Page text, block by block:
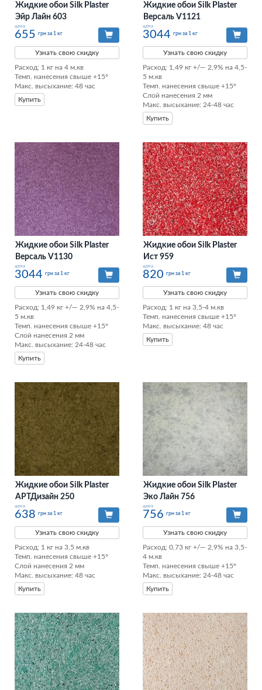
Жидкие обои Silk Plaster
Эйр Лайн 603
цена
655 грн за 1 кг
Узнать свою скидку
Расход: 1 кг на 4 м.кв
Темп. нанесения свыше +15°
Макс. высыхание: 48 час
Купить
Жидкие обои Silk Plaster
Версаль V1121
цена
3044 грн за 1 кг
Узнать свою скидку
Расход: 1,49 кг +/— 2,9% на 4,5-
5 м.кв
Темп. нанесения свыше +15°
Слой нанесения 2 мм
Макс. высыхание: 24-48 час
Купить
Жидкие обои Silk Plaster
Версаль V1130
цена
3044 грн за 1 кг
Узнать свою скидку
Расход: 1,49 кг +/— 2,9% на 4,5-
5 м.кв
Темп. нанесения свыше +15°
Слой нанесения 2 мм
Макс. высыхание: 24-48 час
Купить
Жидкие обои Silk Plaster
Ист 959
цена
820 грн за 1 кг
Узнать свою скидку
Расход: 1 кг на 3,5-4 м.кв
Темп. нанесения свыше +15°
Макс. высыхание: 48 час
Купить
Жидкие обои Silk Plaster
АРТДизайн 250
цена
638 грн за 1 кг
Узнать свою скидку
Расход: 1 кг на 3,5 м.кв
Темп. нанесения свыше +15°
Слой нанесения 2 мм
Макс. высыхание: 48 час
Купить
Жидкие обои Silk Plaster
Эко Лайн 756
цена
756 грн за 1 кг
Узнать свою скидку
Расход: 0,73 кг +/— 2,9% на 3,5-
4 м.кв
Темп. нанесения свыше +15°
Макс. высыхание: 24-48 час
Купить